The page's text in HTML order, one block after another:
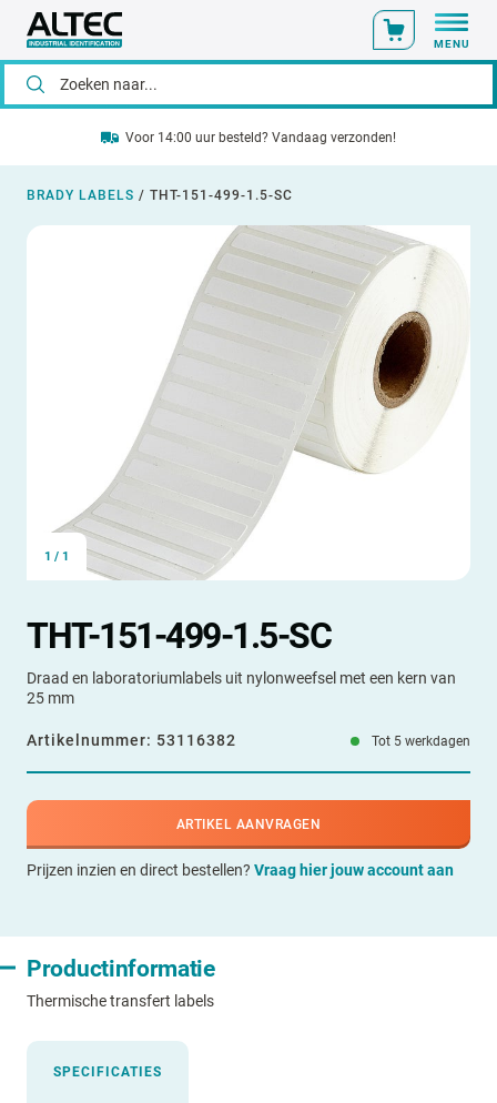
MENU
Voor 14:00 uur besteld? Vandaag verzonden!
BRADY LABELS / THT-151-499-1.5-SC
1 / 1
THT-151-499-1.5-SC
Draad en laboratoriumlabels uit nylonweefsel met een kern van
25 mm
Artikelnummer: 53116382 Tot 5 werkdagen
ARTIKEL AANVRAGEN
Prijzen inzien en direct bestellen? Vraag hier jouw account aan
Productinformatie
Thermische transfert labels
SPECIFICATIES